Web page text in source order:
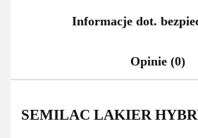
Informacje dot.
Opinie (0)
SEMILAC LAKIER